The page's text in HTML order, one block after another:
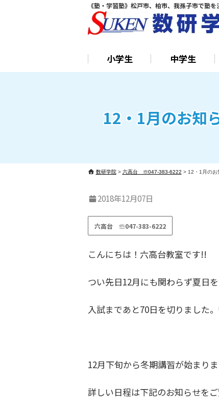
《塾・学習塾》松戸市、柏市、我孫子市で塾
小学生 中学生
12・1月のお知
数研学院> 六高台 ☏047-383-6222 > 12・1月のお
2018年12月07日
六高台 ☏047-383-6222
こんにちは！六高台教室です!!
つい先日12月にも関わらず夏日
入試まであと70日を切りました
12月下旬から冬期講習が始まりま
詳しい日程は下記のお知らせをご